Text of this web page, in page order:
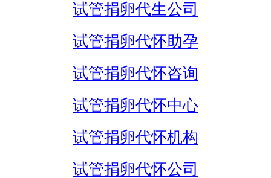
试管捐卵代生公司
试管捐卵代怀助孕
试管捐卵代怀咨询
试管捐卵代怀中心
试管捐卵代怀机构
试管捐卵代怀公司